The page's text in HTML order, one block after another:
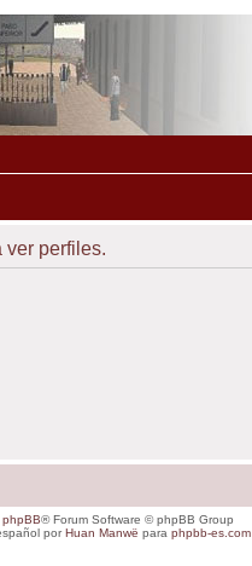
ver perfiles.
phpBB® Forum Software © phpBB Group
porHuan Manwë para phpbb-es.com